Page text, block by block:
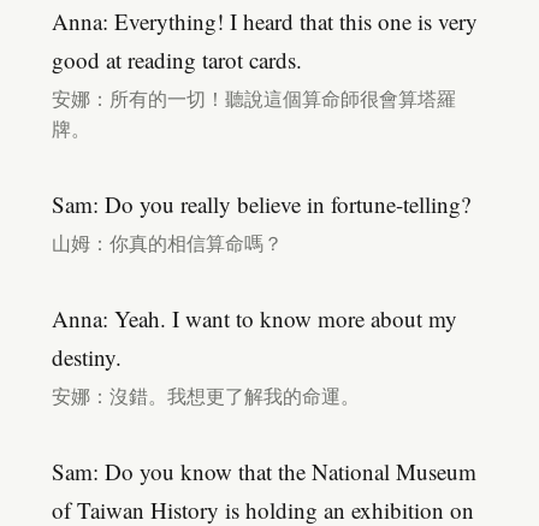
Anna: Everything! I heard that this one is very
good at reading tarot cards.
安娜：所有的一切！聽說這個算命師很會算塔羅
牌。
Sam: Do you really believe in fortune-telling?
山姆：你真的相信算命嗎？
Anna: Yeah. I want to know more about my
destiny.
安娜：沒錯。我想更了解我的命運。
Sam: Do you know that the National Museum
of Taiwan History is holding an exhibition on